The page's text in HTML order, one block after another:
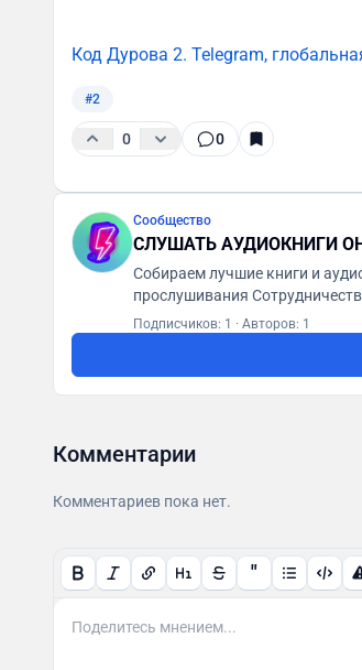
Код Дурова 2. Telegram,
#2
0 0
Сообщество
СЛУШАТЬ АУДИОКНИГИ
Собираем лучшие книги и
прослушивания
Подписчиков: 1 · Авторов: 1
Комментарии
Комментариев пока нет.
"